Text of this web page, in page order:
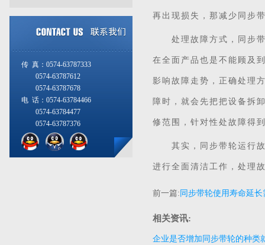
传 真：0574-63787333
0574-63787612
0574-63787678
电 话：0574-63784466
0574-63784477
0574-63787376
再出现损失，那减少 同步
处理故障方式，同步带
在全面产品也是不能顾及
影响故障走势，正确处理
障时，就会先把把设备拆
修范围，针对性处故障得
其实，同步带轮运行故
进行全面清洁工作，处理
前一篇: 同步带轮使用寿命延
相关资讯:
企业是否增加同步带轮的种类